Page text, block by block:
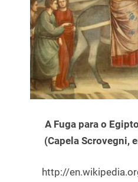
A Fuga para o
(Capela Scrovegni,
http://